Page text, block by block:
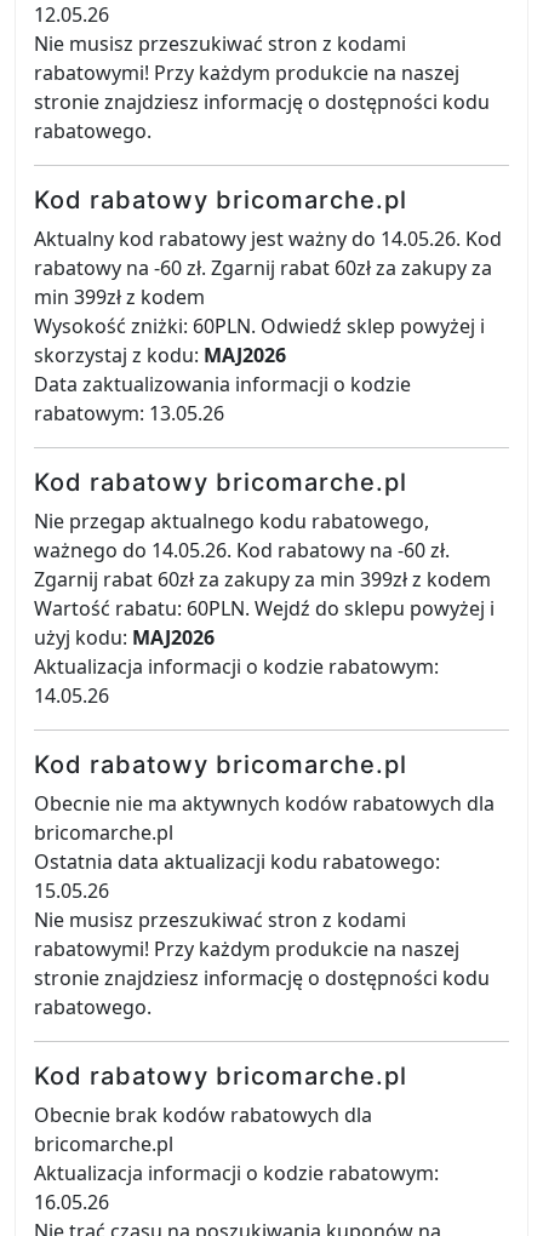
12.05.26
Nie musisz przeszukiwać stron z kodami
rabatowymi! Przy każdym produkcie na naszej
stronie znajdziesz informację o dostępności kodu
rabatowego.
Kod rabatowy bricomarche.pl
Aktualny kod rabatowy jest ważny do 14.05.26. Kod
rabatowy na -60 zł. Zgarnij rabat 60zł za zakupy za
min 399zł z kodem
Wysokość zniżki: 60PLN. Odwiedź sklep powyżej i
skorzystaj z kodu: MAJ2026
Data zaktualizowania informacji o kodzie
rabatowym: 13.05.26
Kod rabatowy bricomarche.pl
Nie przegap aktualnego kodu rabatowego,
ważnego do 14.05.26. Kod rabatowy na -60 zł.
Zgarnij rabat 60zł za zakupy za min 399zł z kodem
Wartość rabatu: 60PLN. Wejdź do sklepu powyżej i
użyj kodu: MAJ2026
Aktualizacja informacji o kodzie rabatowym:
14.05.26
Kod rabatowy bricomarche.pl
Obecnie nie ma aktywnych kodów rabatowych dla
bricomarche.pl
Ostatnia data aktualizacji kodu rabatowego:
15.05.26
Nie musisz przeszukiwać stron z kodami
rabatowymi! Przy każdym produkcie na naszej
stronie znajdziesz informację o dostępności kodu
rabatowego.
Kod rabatowy bricomarche.pl
Obecnie brak kodów rabatowych dla
bricomarche.pl
Aktualizacja informacji o kodzie rabatowym:
16.05.26